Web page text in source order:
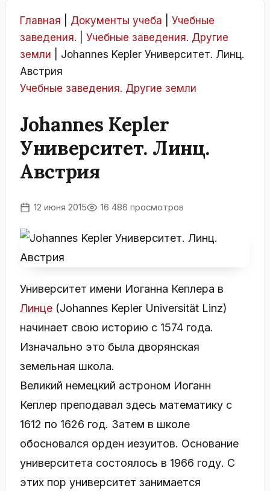
Главная Документы учеба
Учебные
заведения.
Учебные заведения. Другие
земли
Johannes Kepler Университет. Линц.
Австрия
Учебные заведения. Другие земли
Johannes Kepler
Университет. Линц.
Австрия
12 июня 2015 16 486 просмотров
Университет имени Иоганна Кеплера в
Линце (Johannes Kepler Universität Linz)
начинает свою историю с 1574 года.
Изначально это была дворянская
земельная школа.
Великий немецкий астроном Иоганн
Кеплер преподавал здесь математику с
1612 по 1626 год. Затем в школе
обосновался орден иезуитов. Основание
университета состоялось в 1966 году. С
этих пор университет занимается